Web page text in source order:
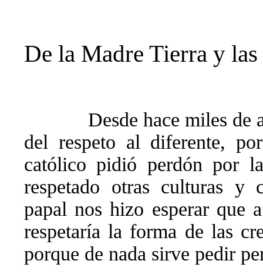
De la Madre Tierra y
Desde hace miles de
del respeto al diferente,
católico pidió perdón por
respetado otras culturas y
papal nos hizo esperar que
respetaría la forma de las
porque de nada sirve pedir